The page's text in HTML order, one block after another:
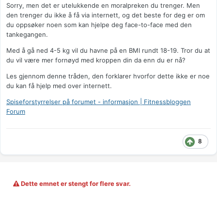
Sorry, men det er utelukkende en moralpreken du trenger. Men
den trenger du ikke å få via internett, og det beste for deg er om
du oppsøker noen som kan hjelpe deg face-to-face med den
tankegangen.
Med å gå ned 4-5 kg vil du havne på en BMI rundt 18-19. Tror du at
du vil være mer fornøyd med kroppen din da enn du er nå?
Les gjennom denne tråden, den forklarer hvorfor dette ikke er noe
du kan få hjelp med over internett.
Spiseforstyrrelser på forumet - informasjon | Fitnessbloggen
Forum
8
Dette emnet er stengt for flere svar.